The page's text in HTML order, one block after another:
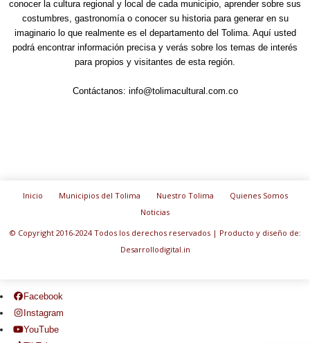
conocer la cultura regional y local de cada municipio, aprender sobre sus
costumbres, gastronomía o conocer su historia para generar en su
imaginario lo que realmente es el departamento del Tolima. Aquí usted
podrá encontrar información precisa y verás sobre los temas de interés
para propios y visitantes de esta región.
Contáctanos: info@tolimacultural.com.co
Inicio Municipios del Tolima Nuestro Tolima
Quienes Somos
Noticias
© Copyright 2016-2024 Todos los derechos reservados | Producto y diseño de:
Desarrollodigital.in
Facebook
Instagram
YouTube